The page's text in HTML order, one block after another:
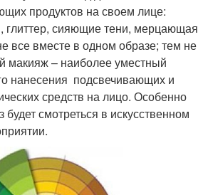
продуктов на своем лице:
глиттер, сияющие тени, мерцающая
все вместе в одном образе; тем не
макияж – наиболее уместный
нанесения подсвечивающих и
средств на лицо. Особенно
будет смотреться в искусственном